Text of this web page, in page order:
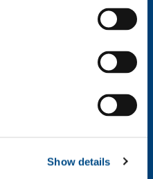
Show details